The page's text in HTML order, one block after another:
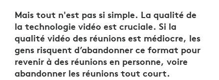
Mais tout n'est pas si simple. La qualité de
la technologie vidéo est cruciale. Si la
qualité vidéo des réunions est médiocre, les
gens risquent d’abandonner ce format pour
revenir à des réunions en personne, voire
abandonner les réunions tout court.